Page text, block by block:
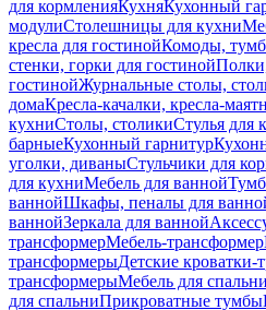
для кормленияКухняКухонный
модулиСтолешницы для кухни
кресла для гостинойКомоды,
стенки, горки для гостиной
гостинойЖурнальные столы,
домаКресла-качалки, кресла-
кухниСтолы, столикиСтулья для
барныеКухонный гарнитур
уголки, диваныСтульчики для
для кухниМебель для ванной
ваннойШкафы, пеналы для
ваннойЗеркала для ванной
трансформерМебель-трансформер
трансформерыДетские кроватки-
трансформерыМебель для спальни
для спальниПрикроватные тумбы